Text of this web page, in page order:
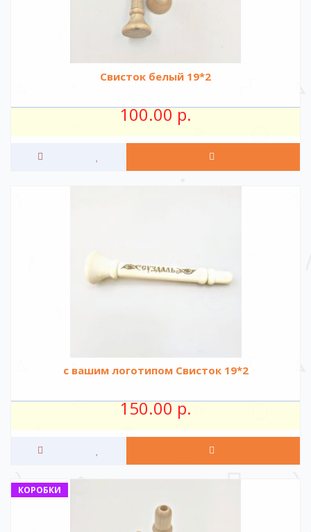
Свисток белый 19*2
100.00 р.
с вашим логотипом Свисток 19*2
150.00 р.
КОРОБКИ